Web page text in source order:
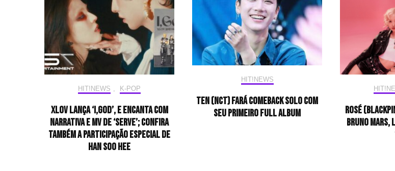
HIT!NEWS , K-POP
XLOV lança ‘I,GOD’, e encanta com
narrativa e MV de ‘SERVE’; confira
também a participação especial de
Han Soo Hee
HIT!NEWS
TEN (NCT) fará comeback solo com
seu primeiro full album
ROSÉ
Bruno Mars,